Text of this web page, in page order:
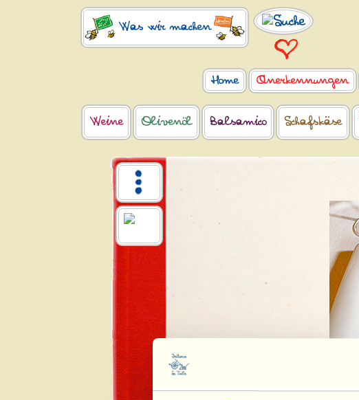
Was wir machen
Home Anerkennungen
Weine Olivenöl Balsamico Schafskäse